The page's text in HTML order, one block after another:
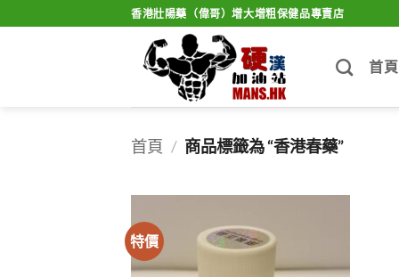
to
香港壯陽藥（偉哥）增大增粗保健品專賣店
首頁
首頁 / 商品標籤為 “香港春藥”
特價